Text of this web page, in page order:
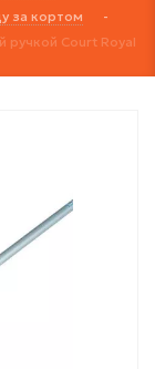
за кортом
-
Court Royal